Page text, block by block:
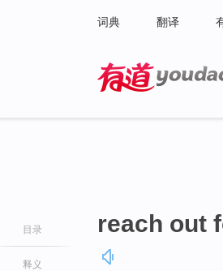
词典 翻译
目录
释义
reach out